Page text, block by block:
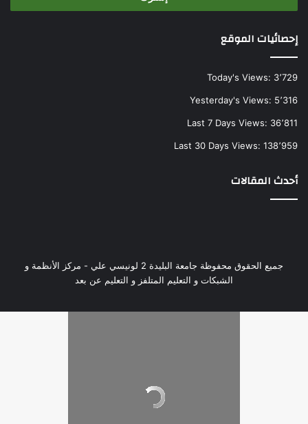
إحصائيات الموقع
Today's Views: 3٬729
Yesterday's Views: 5٬316
Last 7 Days Views: 36٬811
Last 30 Days Views: 138٬959
أحدث المقالات
جميع الحقوق محفوظة جامعة البليدة 2 لونيسي علي - مركز الأنظمة و
الشبكات و التعليم المتلفز و التعليم عن بعد